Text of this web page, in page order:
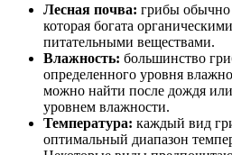
Лесная почва: грибы обычно
которая богата
питательными веществами.
Влажность: большинство
определенного уровня
можно найти после дождя
уровнем влажности.
Температура: каждый вид
оптимальный диапазон